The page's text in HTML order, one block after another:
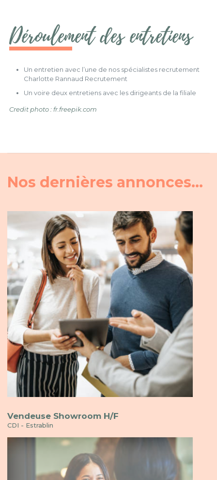
Déroulement des entretiens
Un entretien avec l’une de nos spécialistes recrutement
Charlotte Rannaud Recrutement
Un voire deux entretiens avec les dirigeants de la filiale
Credit photo : fr.freepik.com
Nos dernières annonces...
Vendeuse Showroom H/F
CDI - Estrablin